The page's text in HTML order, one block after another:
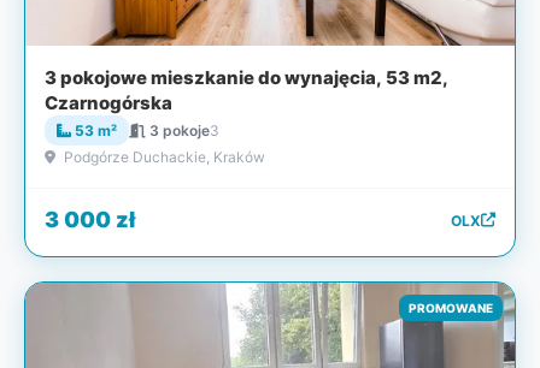
3 pokojowe mieszkanie do wynajęcia, 53 m2,
Czarnogórska
53 m² 3 pokoje3
Podgórze Duchackie, Kraków
3 000 zł OLX
PROMOWANE